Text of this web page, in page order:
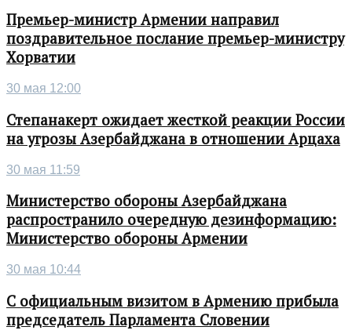
Премьер-министр Армении направил
поздравительное послание премьер-министру
Хорватии
30 мая 12:00
Степанакерт ожидает жесткой реакции России
на угрозы Азербайджана в отношении Арцаха
30 мая 11:59
Министерство обороны Азербайджана
распространило очередную дезинформацию:
Министерство обороны Армении
30 мая 10:44
С официальным визитом в Армению прибыла
председатель Парламента Словении